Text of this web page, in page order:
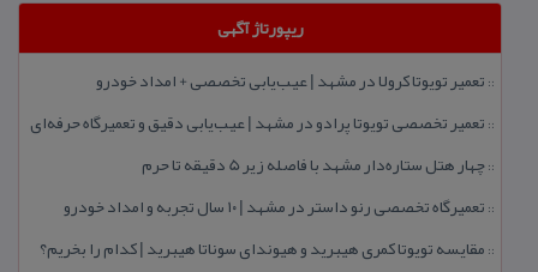
ریپورتاژ آگهی
:: تعمیر تویوتا كرولا در مشهد | عیب‌یابی تخصصی + امداد خودرو
:: تعمیر تخصصی تویوتا پرادو در مشهد | عیب‌یابی دقیق و تعمیرگاه حرفه‌ای
::چهار هتل‌ ستاره‌دار مشهد با فاصله زیر 5 دقیقه تا حرم
:: تعمیرگاه تخصصی رنو داستر در مشهد | ۱۰ سال تجربه و امداد خودرو
:: مقایسه تویوتا كمری هیبرید و هیوندای سوناتا هیبرید | كدام را بخریم؟